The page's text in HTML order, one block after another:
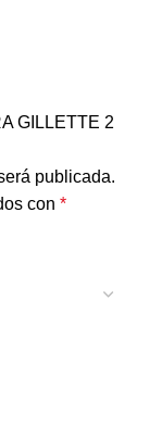
GILLETTE 2
publicada.
con *